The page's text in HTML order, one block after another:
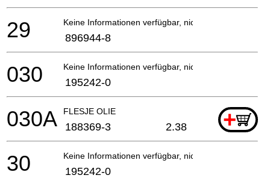
Keine Informationen verfügbar, nicht bestellbar
29 896944-8
Keine Informationen verfügbar, nicht bestellbar
030 195242-0
FLESJE OLIE +
030A 188369-3 2.38
Keine Informationen verfügbar, nicht bestellbar
30 195242-0